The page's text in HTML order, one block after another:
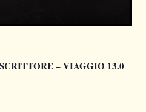
– VIAGGIO 13.0